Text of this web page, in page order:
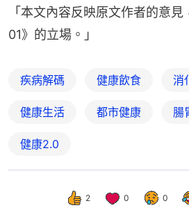
「本文內容反映原文作者的意
01》的立場。」
疾病解碼 健康飲食 消
健康生活 都市健康 腸
健康2.0
2 0 0